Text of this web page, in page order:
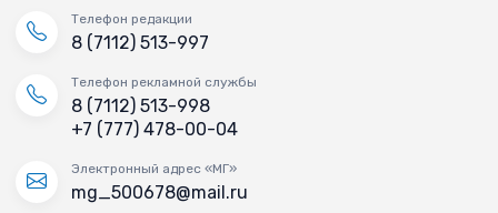
Телефон редакции
8 (7112) 513-997
Телефон рекламной службы
8 (7112) 513-998
+7 (777) 478-00-04
Электронный адрес «МГ»
mg_500678@mail.ru